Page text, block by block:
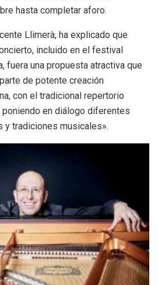
hasta completar aforo.
Llimerà, ha explicado que
incluido en el festival
fuera una propuesta atractiva que
de potente creación
con el tradicional repertorio
en diálogo diferentes
y tradiciones musicales».